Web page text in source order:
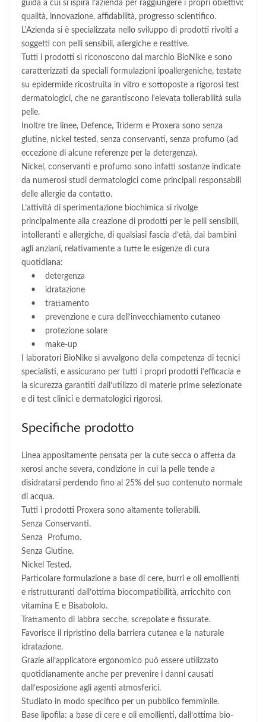
guida a cui si ispira l'azienda per raggiungere i propri obiettivi:
qualità, innovazione, affidabilità, progresso scientifico.
L'Azienda si è specializzata nello sviluppo di prodotti rivolti a
soggetti con pelli sensibili, allergiche e reattive.
Tutti i prodotti si riconoscono dal marchio BioNike e sono
caratterizzati da speciali formulazioni ipoallergeniche, testate
su epidermide ricostruita in vitro e sottoposte a rigorosi test
dermatologici, che ne garantiscono l'elevata tollerabilità sulla
pelle.
Inoltre tre linee, Defence, Triderm e Proxera sono senza
glutine, nickel tested, senza conservanti, senza profumo (ad
eccezione di alcune referenze per la detergenza).
Nickel, conservanti e profumo sono infatti sostanze indicate
da numerosi studi dermatologici come principali responsabili
delle allergie da contatto.
L’attività di sperimentazione biochimica si rivolge
principalmente alla creazione di prodotti per le pelli sensibili,
intolleranti e allergiche, di qualsiasi fascia d’età, dai bambini
agli anziani, relativamente a tutte le esigenze di cura
quotidiana:
• detergenza
• idratazione
• trattamento
• prevenzione e cura dell’invecchiamento cutaneo
• protezione solare
• make-up
I laboratori BioNike si avvalgono della competenza di tecnici
specialisti, e assicurano per tutti i propri prodotti l’efficacia e
la sicurezza garantiti dall’utilizzo di materie prime selezionate
e di test clinici e dermatologici rigorosi.
Specifiche prodotto
Linea appositamente pensata per la cute secca o affetta da
xerosi anche severa, condizione in cui la pelle tende a
disidratarsi perdendo fino al 25% del suo contenuto normale
di acqua.
Tutti i prodotti Proxera sono altamente tollerabili.
Senza Conservanti.
Senza Profumo.
Senza Glutine.
Nickel Tested.
Particolare formulazione a base di cere, burri e oli emollienti
e ristrutturanti dall’ottima biocompatibilità, arricchito con
vitamina E e Bisabololo.
Trattamento di labbra secche, screpolate e fissurate.
Favorisce il ripristino della barriera cutanea e la naturale
idratazione.
Grazie all’applicatore ergonomico può essere utilizzato
quotidianamente anche per prevenire i danni causati
dall’esposizione agli agenti atmosferici.
Studiato in modo specifico per un pubblico femminile.
Base lipofila: a base di cere e oli emollienti, dall’ottima bio-